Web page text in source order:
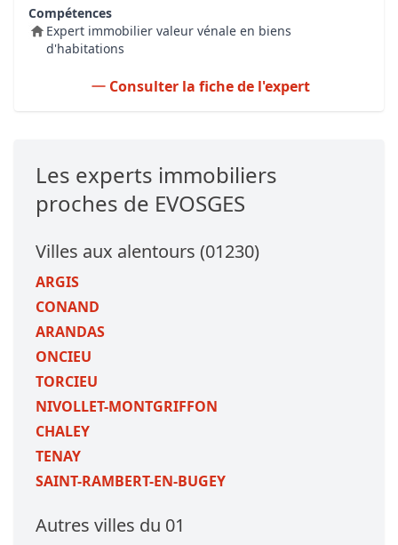
Compétences
Expert immobilier valeur vénale en biens
d'habitations
Consulter la fiche de l'expert
Les experts immobiliers
proches de EVOSGES
Villes aux alentours (01230)
ARGIS
CONAND
ARANDAS
ONCIEU
TORCIEU
NIVOLLET-MONTGRIFFON
CHALEY
TENAY
SAINT-RAMBERT-EN-BUGEY
Autres villes du 01